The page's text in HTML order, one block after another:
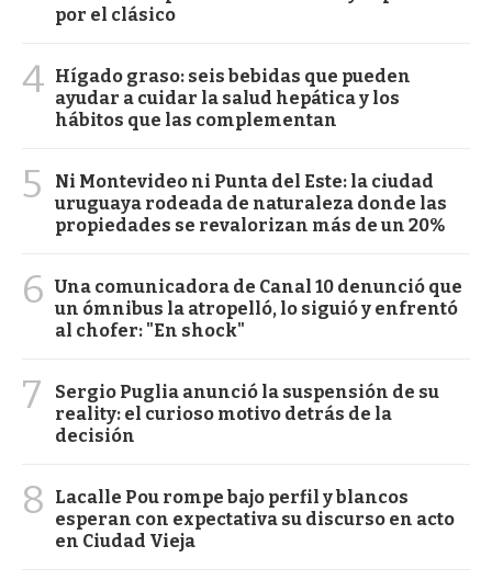
por el clásico
4 Hígado graso: seis bebidas que pueden
ayudar a cuidar la salud hepática y los
hábitos que las complementan
5
Ni Montevideo ni Punta del Este: la ciudad
uruguaya rodeada de naturaleza donde las
propiedades se revalorizan más de un 20%
6 Una comunicadora de Canal 10 denunció que
un ómnibus la atropelló, lo siguió y enfrentó
al chofer: "En shock"
7
Sergio Puglia anunció la suspensión de su
reality: el curioso motivo detrás de la
decisión
8
Lacalle Pou rompe bajo perfil y blancos
esperan con expectativa su discurso en acto
en Ciudad Vieja